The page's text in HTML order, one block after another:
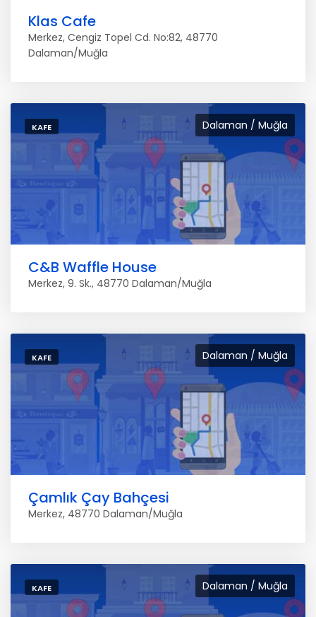
Klas Cafe
Merkez, Cengiz Topel Cd. No:82, 48770
Dalaman/Muğla
Dalaman / Muğla
KAFE
C&B Waffle House
Merkez, 9. Sk., 48770 Dalaman/Muğla
Dalaman / Muğla
KAFE
Çamlık Çay Bahçesi
Merkez, 48770 Dalaman/Muğla
Dalaman / Muğla
KAFE